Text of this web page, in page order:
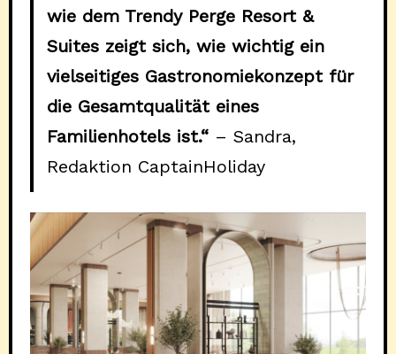
wie dem Trendy Perge Resort &
Suites zeigt sich, wie wichtig ein
vielseitiges Gastronomiekonzept für
die Gesamtqualität eines
Familienhotels ist.“ – Sandra,
Redaktion CaptainHoliday